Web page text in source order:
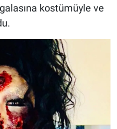
kostümüyle ve